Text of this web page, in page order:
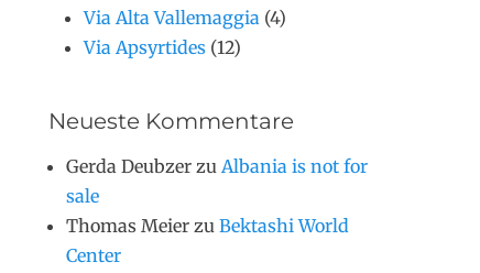
Via Alta Vallemaggia (4)
Via Apsyrtides (12)
Neueste Kommentare
Gerda Deubzer zu Albania is not for
sale
Thomas Meier zu Bektashi World
Center